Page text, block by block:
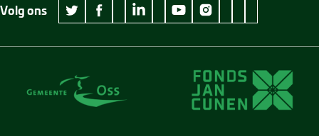
Volg ons
twitter Museum Jan Cunen
facebook Museum Jan Cunen
wikipedia Museum Jan Cunen
linkedin Museum Jan Cunen
googleplus Museum Jan Cunen
youtube Museum Jan Cunen
instagram Museum